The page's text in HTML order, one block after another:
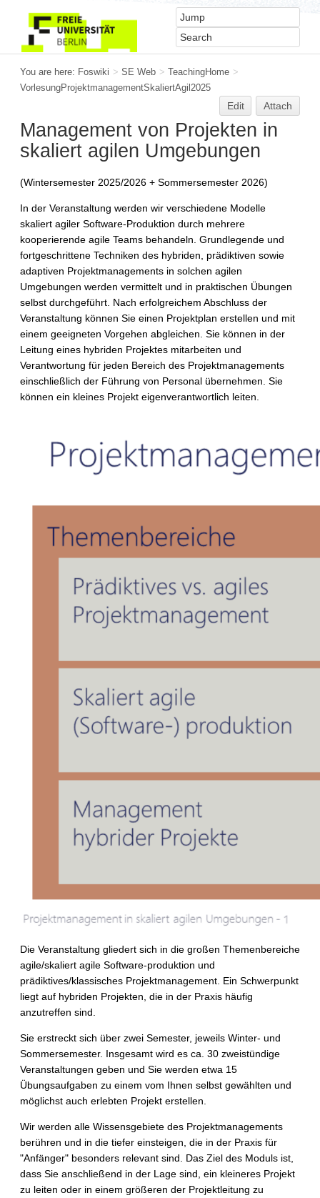
You are here: Foswiki > SE Web > TeachingHome >
VorlesungProjektmanagementSkaliertAgil2025
Edit Attach
Management von Projekten in
skaliert agilen Umgebungen
(Wintersemester 2025/2026 + Sommersemester 2026)
In der Veranstaltung werden wir verschiedene Modelle
skaliert agiler Software-Produktion durch mehrere
kooperierende agile Teams behandeln. Grundlegende und
fortgeschrittene Techniken des hybriden, prädiktiven sowie
adaptiven Projektmanagements in solchen agilen
Umgebungen werden vermittelt und in praktischen Übungen
selbst durchgeführt. Nach erfolgreichem Abschluss der
Veranstaltung können Sie einen Projektplan erstellen und mit
einem geeigneten Vorgehen abgleichen. Sie können in der
Leitung eines hybriden Projektes mitarbeiten und
Verantwortung für jeden Bereich des Projektmanagements
einschließlich der Führung von Personal übernehmen. Sie
können ein kleines Projekt eigenverantwortlich leiten.
Die Veranstaltung gliedert sich in die großen Themenbereiche
agile/skaliert agile Software-produktion und
prädiktives/klassisches Projektmanagement. Ein Schwerpunkt
liegt auf hybriden Projekten, die in der Praxis häufig
anzutreffen sind.
Sie erstreckt sich über zwei Semester, jeweils Winter- und
Sommersemester. Insgesamt wird es ca. 30 zweistündige
Veranstaltungen geben und Sie werden etwa 15
Übungsaufgaben zu einem vom Ihnen selbst gewählten und
möglichst auch erlebten Projekt erstellen.
Wir werden alle Wissensgebiete des Projektmanagements
berühren und in die tiefer einsteigen, die in der Praxis für
"Anfänger" besonders relevant sind. Das Ziel des Moduls ist,
dass Sie anschließend in der Lage sind, ein kleineres Projekt
zu leiten oder in einem größeren der Projektleitung zu